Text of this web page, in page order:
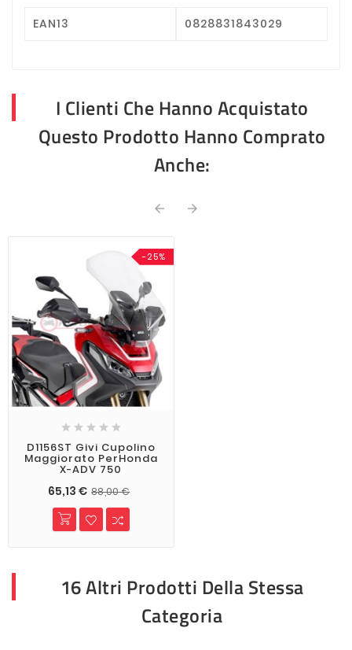
EAN13 0828831843029
I Clienti Che Hanno Acquistato
Questo Prodotto Hanno Comprato
Anche:
 
-25%
    
D1156ST Givi Cupolino
Maggiorato PerHonda
X-ADV 750
65,13 € 88,00 €
16 Altri Prodotti Della Stessa
Categoria